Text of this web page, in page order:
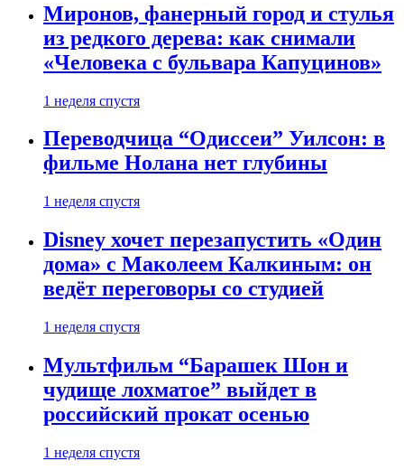
Миронов, фанерный город и стулья
из редкого дерева: как снимали
«Человека с бульвара Капуцинов»
1 неделя спустя
Переводчица “Одиссеи” Уилсон: в
фильме Нолана нет глубины
1 неделя спустя
Disney хочет перезапустить «Один
дома» с Маколеем Калкиным: он
ведёт переговоры со студией
1 неделя спустя
Мультфильм “Барашек Шон и
чудище лохматое” выйдет в
российский прокат осенью
1 неделя спустя